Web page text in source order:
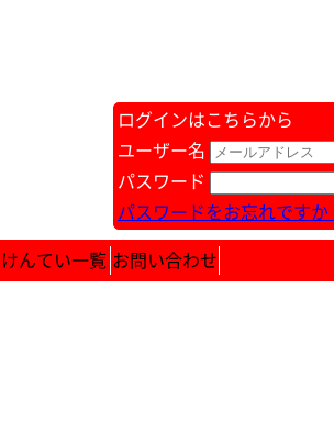
ログインはこちらから
ユーザー名
パスワード
パスワードをお忘れですか
けんてい一覧 お問い合わせ